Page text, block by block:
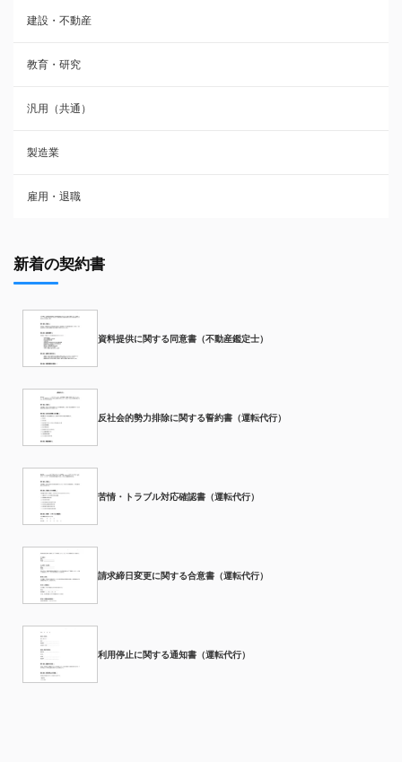
建設・不動産
教育・研究
汎用（共通）
製造業
雇用・退職
新着の契約書
資料提供に関する同意書（不動産鑑定士）
反社会的勢力排除に関する誓約書（運転代行）
苦情・トラブル対応確認書（運転代行）
請求締日変更に関する合意書（運転代行）
利用停止に関する通知書（運転代行）